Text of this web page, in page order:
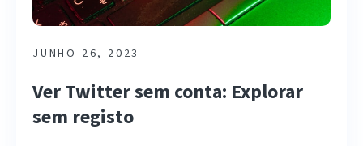
JUNHO 26, 2023
Ver Twitter sem conta: Explorar
sem registo